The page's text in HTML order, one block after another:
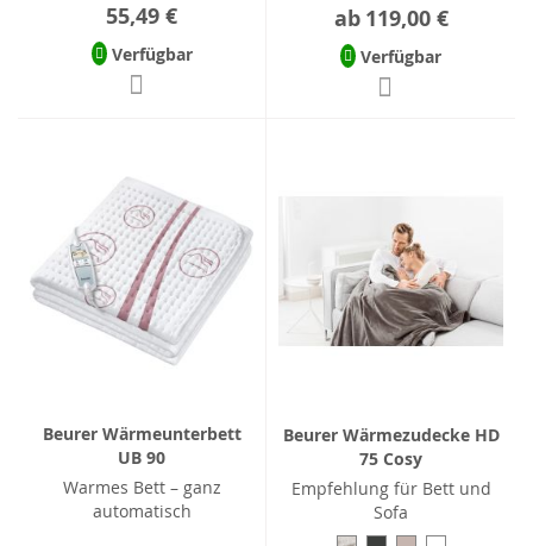
55,49 €
Verfügbar
ab 119,00 €
Verfügbar
Beurer Wärmeunterbett
UB 90
Warmes Bett – ganz
automatisch
Beurer Wärmezudecke HD
75 Cosy
Empfehlung für Bett und
Sofa